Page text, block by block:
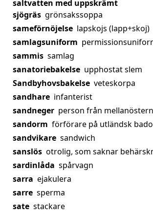
saltvatten med uppskrämt
sjögräs grönsakssoppa
sameförnöjelse lapskojs (lapp+skoj)
samlagsuniform
sammis samlag
sanatoriebakelse upphostat slem
Sandbyhovsbakelse veteskorpa
sandhare infanterist
sandneger person från mellanöstern
sandorm förförare på utländsk
sandvikare sandwich
sanslös otrolig, som saknar
sardinlåda spårvagn
sarra ejakulera
sarre sperma
sate stackare